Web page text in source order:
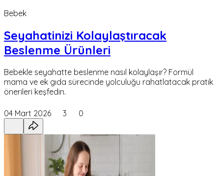
Bebek
Seyahatinizi Kolaylaştıracak
Beslenme Ürünleri
Bebekle seyahatte beslenme nasıl kolaylaşır? Formül
mama ve ek gıda sürecinde yolculuğu rahatlatacak pratik
önerileri keşfedin.
04 Mart 2026 3 0